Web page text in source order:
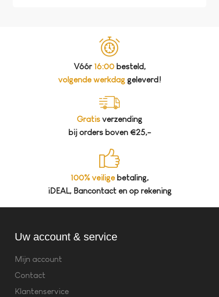
Vóór 16:00besteld,
volgende werkdaggeleverd!
Gratis verzending
bij orders boven €25,-
100% veiligebetaling,
iDEAL, Bancontact en op rekening
Uw account & service
Mijn account
Contact
Klantenservice